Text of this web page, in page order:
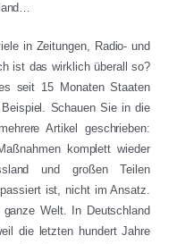
in Zeitungen, Radio- und
ist das wirklich überall so?
seit 15 Monaten Staaten
Schauen Sie in die
Artikel geschrieben:
komplett wieder
und großen Teilen
ist, nicht im Ansatz.
Welt. In Deutschland
die letzten hundert Jahre